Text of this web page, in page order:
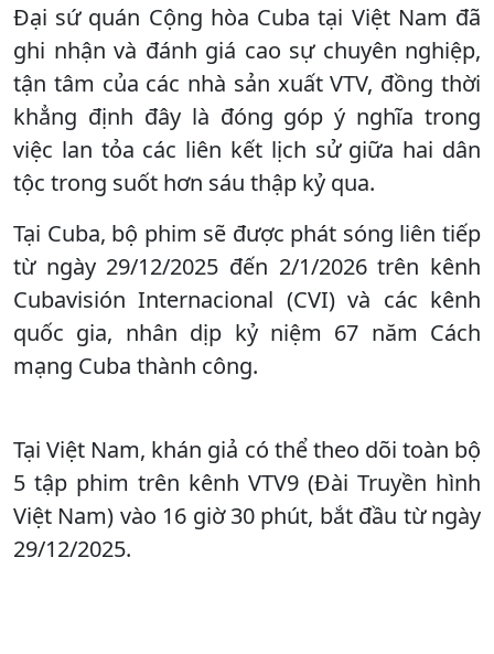
Đại sứ quán Cộng hòa Cuba tại Việt Nam đã
ghi nhận và đánh giá cao sự chuyên nghiệp,
tận tâm của các nhà sản xuất VTV, đồng thời
khẳng định đây là đóng góp ý nghĩa trong
việc lan tỏa các liên kết lịch sử giữa hai dân
tộc trong suốt hơn sáu thập kỷ qua.
Tại Cuba, bộ phim sẽ được phát sóng liên tiếp
từ ngày 29/12/2025 đến 2/1/2026 trên kênh
Cubavisión Internacional (CVI) và các kênh
quốc gia, nhân dịp kỷ niệm 67 năm Cách
mạng Cuba thành công.
Tại Việt Nam, khán giả có thể theo dõi toàn bộ
5 tập phim trên kênh VTV9 (Đài Truyền hình
Việt Nam) vào 16 giờ 30 phút, bắt đầu từ ngày
29/12/2025.